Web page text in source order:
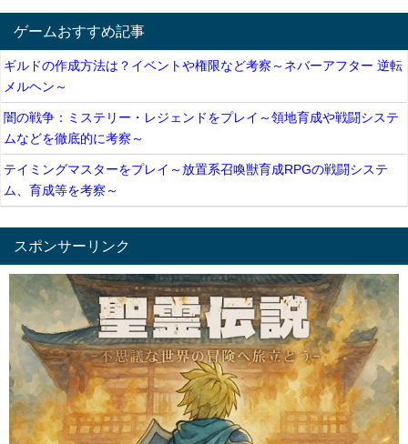
ゲームおすすめ記事
ギルドの作成方法は？イベントや権限など考察～ネバーアフター 逆転
メルヘン～
闇の戦争：ミステリー・レジェンドをプレイ～領地育成や戦闘システ
ムなどを徹底的に考察～
テイミングマスターをプレイ～放置系召喚獣育成RPGの戦闘システ
ム、育成等を考察～
スポンサーリンク